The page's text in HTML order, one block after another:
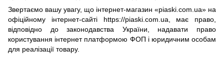
Звертаємо вашу увагу, що інтернет-магазин «piaski.com.ua» на
офіційному інтернет-сайті https://piaski.com.ua, має право,
відповідно до законодавства України, надавати право
користування інтернет платформою ФОП і юридичним особам
для реалізації товару.